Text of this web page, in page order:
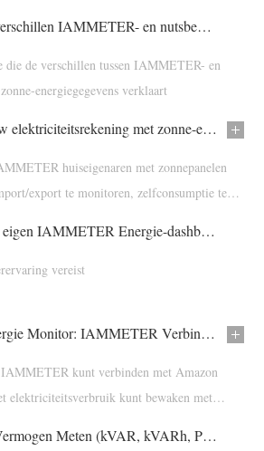
Waarom verschillen IAMMETER- en nutsbedrijfgegevens? Een praktijkcase-analyse
die de verschillen tussen IAMMETER- en
energiegegevens verklaart
Verlaag uw elektriciteitsrekening met zonne-energie met IAMMETER
huiseigenaren met zonnepanelen
export te monitoren, zelfconsumptie te
te verlagen.
Bouw uw eigen IAMMETER Energie-dashboard in 5 Minuten
vereist
Alexa Energie Monitor: IAMMETER Verbinden met Amazon Alexa
kunt verbinden met Amazon
elektriciteitsverbruik kunt bewaken met
Reactief Vermogen Meten (kVAR, kVARh, PF) met IAMMETER Slimme Energiemeters